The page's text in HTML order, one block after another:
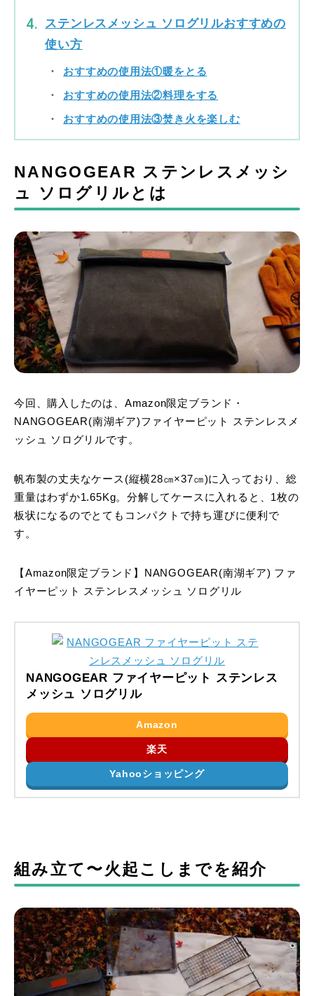
ステンレスメッシュ ソログリルおすすめの
使い方
おすすめの使用法①暖をとる
おすすめの使用法②料理をする
おすすめの使用法③焚き火を楽しむ
NANGOGEAR ステンレスメッシ
ュ ソログリルとは
今回、購入したのは、Amazon限定ブランド・
NANGOGEAR(南湖ギア)ファイヤーピット ステンレスメ
ッシュ ソログリルです。
帆布製の丈夫なケース(縦横28㎝×37㎝)に入っており、総
重量はわずか1.65Kg。分解してケースに入れると、1枚の
板状になるのでとてもコンパクトで持ち運びに便利で
す。
【Amazon限定ブランド】NANGOGEAR(南湖ギア) ファ
イヤーピット ステンレスメッシュ ソログリル
NANGOGEAR ファイヤーピット ステンレス
メッシュ ソログリル
Amazon
楽天
Yahooショッピング
組み立て〜火起こしまでを紹介